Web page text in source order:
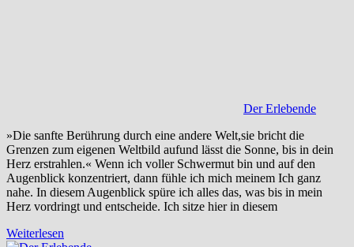
Der Erlebende
»Die sanfte Berührung durch eine andere Welt,sie bricht die
Grenzen zum eigenen Weltbild aufund lässt die Sonne, bis in dein
Herz erstrahlen.« Wenn ich voller Schwermut bin und auf den
Augenblick konzentriert, dann fühle ich mich meinem Ich ganz
nahe. In diesem Augenblick spüre ich alles das, was bis in mein
Herz vordringt und entscheide. Ich sitze hier in diesem
Weiterlesen